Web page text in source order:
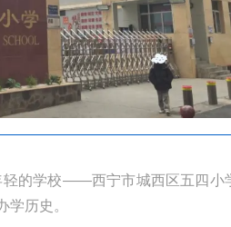
的学校——西宁市城西区五四小
学历史。